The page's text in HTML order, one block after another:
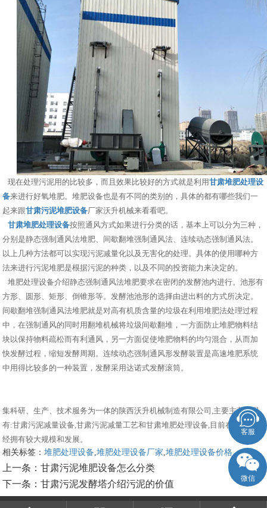
现在处理污泥用的比较多，而且效果比较好的方式就是利用甘肃堆肥处理设
备来进行好氧堆肥。堆肥设备也是有不同的类别的，具体的都有哪些我们一
起来跟甘肃污泥堆肥设备厂家沃升机械来看看吧。
甘肃堆肥处理设备按照通风方式如果进行分类的话，基本上可以分为三种，
分别是静态强制通风法堆肥、间歇翻堆强制通风法、连续动态强制通风法。
以上几种方法都可以实现污泥减量化以及无害化的处理。具体的使用哪种方
法来进行污泥堆肥是根据污泥的种类，以及不同的投资能力来决定的。
堆肥处理设备介绍静态强制通风法堆肥要求在密闭的发酵池内进行。池形有
方形、圆形、矩形、倒锥形等。发酵池池形的选择由进出料的方式所决定。
间歇翻堆强制通风法堆肥就是对高有机质含量的垃圾在利用堆肥法处理过程
中，在强制通风的同时用翻堆机械将垃圾间歇翻堆，一方面防止堆肥物料结
块以保持物料疏松而有利通风，另一方面促使堆肥物料的均匀混合，从而加
快发酵过程，缩短发酵周期。连续动态强制通风形发酵装置是高速堆肥系统
中用得比较多的一种装置，发酵采用达诺式发酵滚筒。
集科研、生产、技术服务为一体的陕西沃升机械制造有限公司,主要主营产品
有:甘肃污泥减量设备,甘肃污泥减量工艺和甘肃堆肥处理设备,目前在市场上已
经拥有较大规模和发展。
相关标签：堆肥处理设备 ,堆肥处理设备厂家 ,堆肥处理设备价格,
上一条：甘肃污泥堆肥设备怎么分类
下一条：甘肃污泥发酵塔介绍污泥的价值
客服
微信